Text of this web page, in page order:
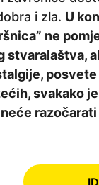
i zla. U
ne
stvaralaštva,
svakako